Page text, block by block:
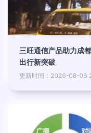
三旺通信产品助力成
出行新突破
更新时间：2026-08-06